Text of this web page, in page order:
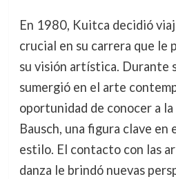
En 1980, Kuitca decidió
crucial en su carrera que le
su visión artística. Durante
sumergió en el arte
oportunidad de conocer a
Bausch, una figura clave en
estilo. El contacto con las
danza le brindó nuevas